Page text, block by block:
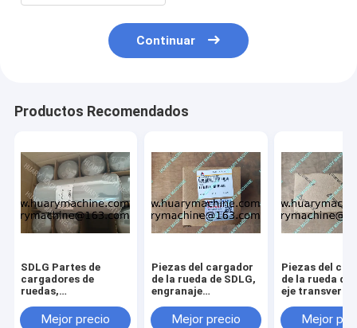
Continuar
Productos Recomendados
SDLG Partes de
cargadores de
ruedas,
FILTRO DE ÓLEO
Mejor precio
Piezas del cargador
de la rueda de SDLG,
engranaje
61260013030
Mejor precio
Piezas del
de la rueda de
eje transversal
Mejor